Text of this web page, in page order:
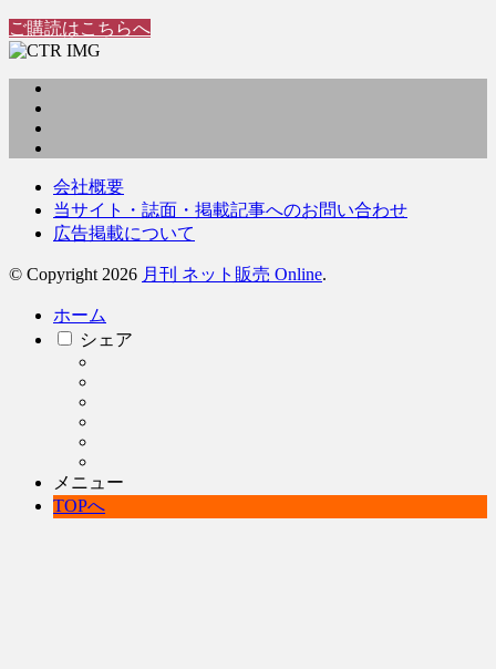
ご購読はこちらへ
会社概要
当サイト・誌面・掲載記事へのお問い合わせ
広告掲載について
© Copyright 2026 月刊 ネット販売 Online.
ホーム
シェア
メニュー
TOPへ